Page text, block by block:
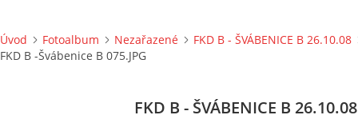
Úvod Fotoalbum Nezařazené
FKD B - ŠVÁBENICE B 26.10.08
FKD B -Švábenice B 075.JPG
FKD B - ŠVÁBENICE B 26.10.08